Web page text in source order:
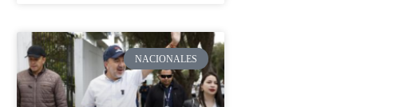
NACIONALES